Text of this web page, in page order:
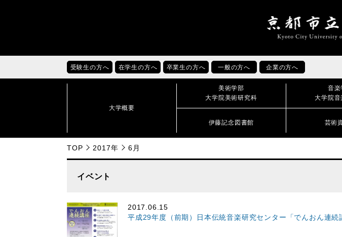
受験生の方へ 在学生の方へ 卒業生の方へ 一般の方へ 企業の方へ
大学概要
美術学部
大学院美術研究科
音楽
大学院
伊藤記念図書館 芸術
TOP 2017年 6月
イベント
2017.06.15
平成29年度（前期）日本伝統音楽研究センター「でんおん連